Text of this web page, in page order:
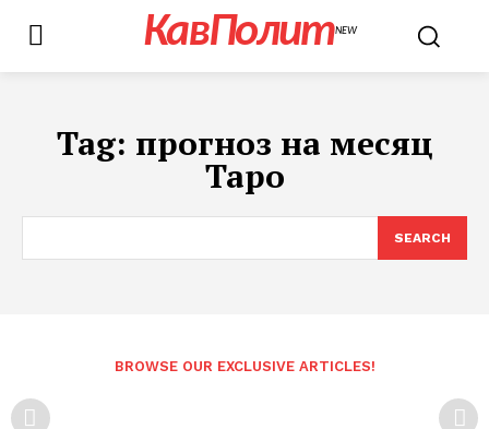
КавПолитNEW
Tag: прогноз на месяц
Таро
SEARCH
BROWSE OUR EXCLUSIVE ARTICLES!